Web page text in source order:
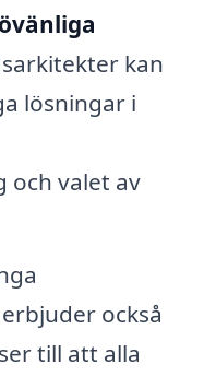
kan
lösningar i
och valet av
också
till att alla